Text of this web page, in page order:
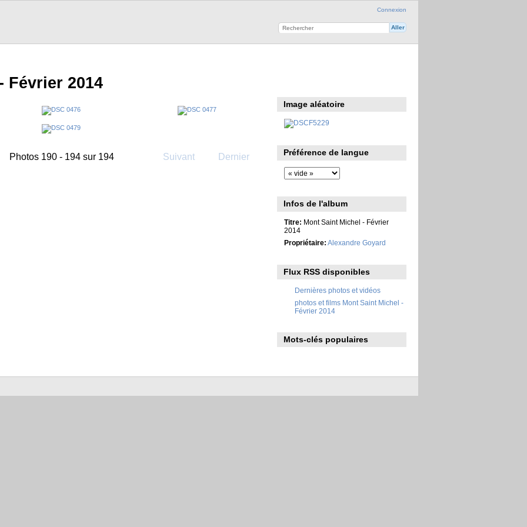
Connexion
Février 2014
Photos 190 - 194 sur 194 Suivant Dernier
Image aléatoire
Préférence de langue
Infos de l'album
Titre: Mont Saint Michel - Février
2014
Propriétaire: Alexandre Goyard
Flux RSS disponibles
Dernières photos et vidéos
photos et films Mont Saint Michel -
Février 2014
Mots-clés populaires